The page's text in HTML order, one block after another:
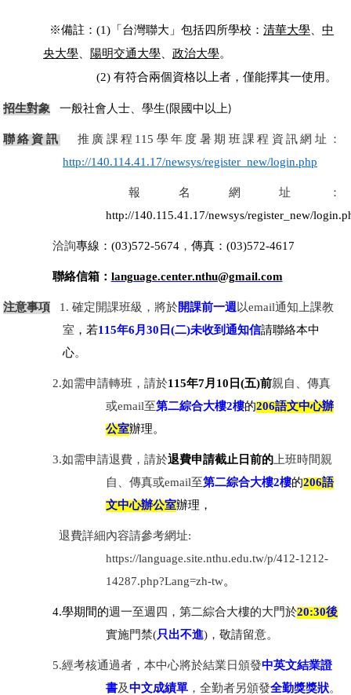
※備註：(1)「台灣聯大」包括四所學校： 清華大學
中
央大學
陽明交通大學 政治大學。
(2) 有符合兩個資格以上者，僅能擇其一使用。
招生對象 一般社會人士、 學生( 限國中以上)
聯絡資訊
推廣課程115學年度暑期班課程資訊網址：
http://140.114.41.17/newsys/register_new/login.php
報名網址：
http://140.115.41.17/newsys/register_new/
洽詢專線： (03)572-5674， 傳真： (03)572-4617
聯絡信箱： language.center.nthu@gmail.com
注意事項1. 確定開課班級，將於開課前一週 以email通知上課教
室 ，若115年6 月 30 日(二)未收到通知信請聯絡本中
心。
2.如需申請轉班，請於115年7月 10 日(五)前親自、傳真
或email至第二綜合大樓2樓的206語文中心辦
公室辦理。
3.如需申請退費，請於退費申請截止日前的上班時間親
自、傳真或email至第二綜合大樓2樓的206語
文中心辦公室辦理，
退費詳細內容請參考網址:
https://language.site.nthu.edu.tw/p/412-1212-
14287.php?Lang=zh-tw。
4.學期間的週一至週四，第二綜合大樓的大門於20:30後
實施門禁(只出不進) ，敬請留意。
5.經考核通過者，本中心將於結業日頒發中英文結業證
書及中文成績單 ，全勤者另頒發全勤獎獎狀。